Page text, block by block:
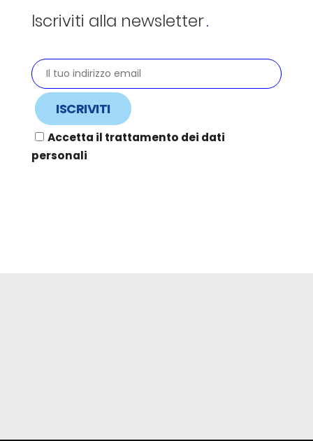
Iscriviti alla newsletter
Accetta il trattamento dei dati
personali